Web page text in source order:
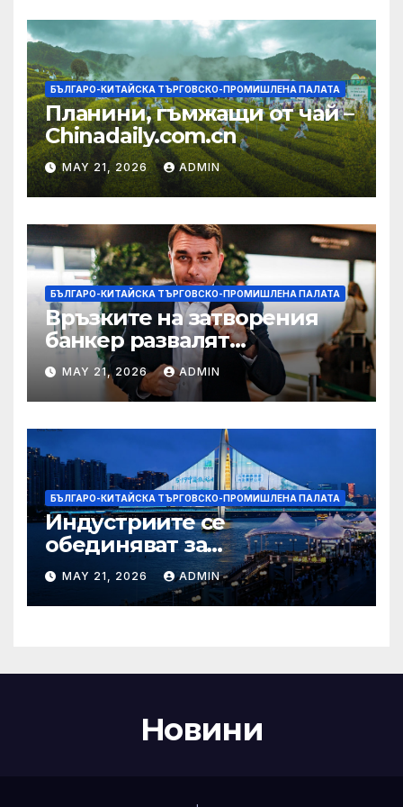
БЪЛГАРО-КИТАЙСКА ТЪРГОВСКО-ПРОМИШЛЕНА ПАЛАТА
Планини, гъмжащи от чай –
Chinadaily.com.cn
MAY 21, 2026 ADMIN
БЪЛГАРО-КИТАЙСКА ТЪРГОВСКО-ПРОМИШЛЕНА ПАЛАТА
Връзките на затворения
банкер развалят
надеждите на Флавио
Болсонаро за президент на
Бразилия
MAY 21, 2026 ADMIN
БЪЛГАРО-КИТАЙСКА ТЪРГОВСКО-ПРОМИШЛЕНА ПАЛАТА
Индустриите се
обединяват за
висококачествен растеж на
културния и
туристическия сектор
MAY 21, 2026 ADMIN
Новини